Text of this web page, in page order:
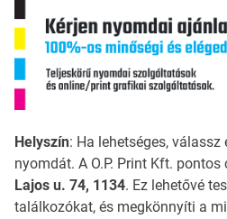
Helyszín: Ha lehetséges,
nyomdát. A O.P. Print Kft. pontos
Lajos u. 74, 1134. Ez lehetővé
találkozókat, és megkönnyíti a